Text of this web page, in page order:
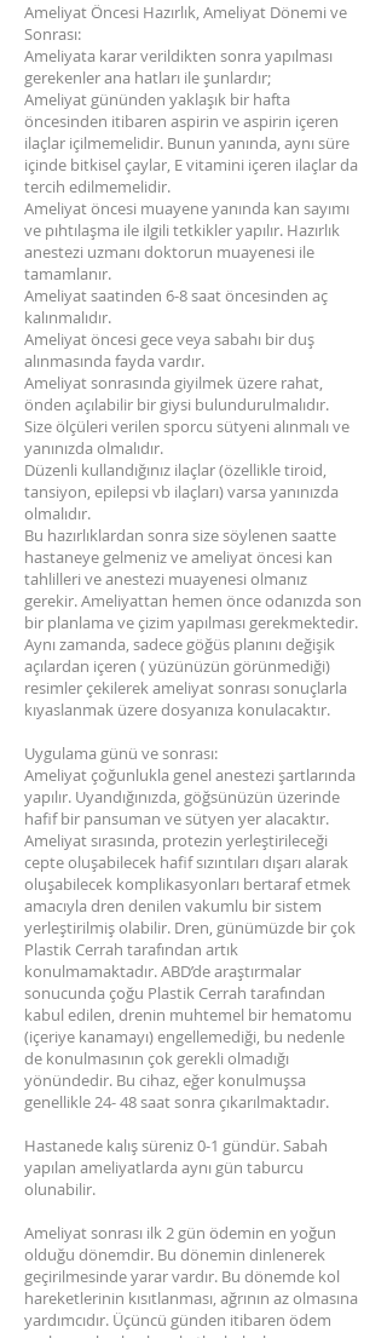
Ameliyat Öncesi Hazırlık, Ameliyat Dönemi ve
Sonrası:
Ameliyata karar verildikten sonra yapılması
gerekenler ana hatları ile şunlardır;
Ameliyat gününden yaklaşık bir hafta
öncesinden itibaren aspirin ve aspirin içeren
ilaçlar içilmemelidir. Bunun yanında, aynı süre
içinde bitkisel çaylar, E vitamini içeren ilaçlar da
tercih edilmemelidir.
Ameliyat öncesi muayene yanında kan sayımı
ve pıhtılaşma ile ilgili tetkikler yapılır. Hazırlık
anestezi uzmanı doktorun muayenesi ile
tamamlanır.
Ameliyat saatinden 6-8 saat öncesinden aç
kalınmalıdır.
Ameliyat öncesi gece veya sabahı bir duş
alınmasında fayda vardır.
Ameliyat sonrasında giyilmek üzere rahat,
önden açılabilir bir giysi bulundurulmalıdır.
Size ölçüleri verilen sporcu sütyeni alınmalı ve
yanınızda olmalıdır.
Düzenli kullandığınız ilaçlar (özellikle tiroid,
tansiyon, epilepsi vb ilaçları) varsa yanınızda
olmalıdır.
Bu hazırlıklardan sonra size söylenen saatte
hastaneye gelmeniz ve ameliyat öncesi kan
tahlilleri ve anestezi muayenesi olmanız
gerekir. Ameliyattan hemen önce odanızda son
bir planlama ve çizim yapılması gerekmektedir.
Aynı zamanda, sadece göğüs planını değişik
açılardan içeren ( yüzünüzün görünmediği)
resimler çekilerek ameliyat sonrası sonuçlarla
kıyaslanmak üzere dosyanıza konulacaktır.
Uygulama günü ve sonrası:
Ameliyat çoğunlukla genel anestezi şartlarında
yapılır. Uyandığınızda, göğsünüzün üzerinde
hafif bir pansuman ve sütyen yer alacaktır.
Ameliyat sırasında, protezin yerleştirileceği
cepte oluşabilecek hafif sızıntıları dışarı alarak
oluşabilecek komplikasyonları bertaraf etmek
amacıyla dren denilen vakumlu bir sistem
yerleştirilmiş olabilir. Dren, günümüzde bir çok
Plastik Cerrah tarafından artık
konulmamaktadır. ABD’de araştırmalar
sonucunda çoğu Plastik Cerrah tarafından
kabul edilen, drenin muhtemel bir hematomu
(içeriye kanamayı) engellemediği, bu nedenle
de konulmasının çok gerekli olmadığı
yönündedir. Bu cihaz, eğer konulmuşsa
genellikle 24- 48 saat sonra çıkarılmaktadır.
Hastanede kalış süreniz 0-1 gündür. Sabah
yapılan ameliyatlarda aynı gün taburcu
olunabilir.
Ameliyat sonrası ilk 2 gün ödemin en yoğun
olduğu dönemdir. Bu dönemin dinlenerek
geçirilmesinde yarar vardır. Bu dönemde kol
hareketlerinin kısıtlanması, ağrının az olmasına
yardımcıdır. Üçüncü günden itibaren ödem